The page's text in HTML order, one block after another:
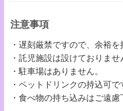
注意事項
・遅刻厳禁ですので、余裕
・託児施設は設けておりませ
・駐車場はありません。
・ペットドリンクの持込可で
・食べ物の持ち込みはご遠慮